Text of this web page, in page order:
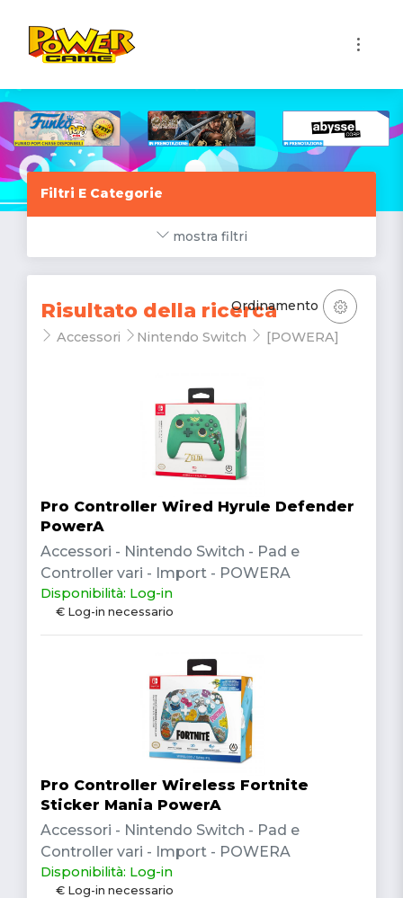
Filtri E Categorie
mostra filtri
Risultato della ricerca
Accessori Nintendo Switch [POWERA]
Ordinamento
Pro Controller Wired Hyrule Defender
PowerA
Accessori - Nintendo Switch - Pad e
Controller vari - Import - POWERA
Disponibilità: Log-in
€ Log-in necessario
Pro Controller Wireless Fortnite
Sticker Mania PowerA
Accessori - Nintendo Switch - Pad e
Controller vari - Import - POWERA
Disponibilità: Log-in
€ Log-in necessario